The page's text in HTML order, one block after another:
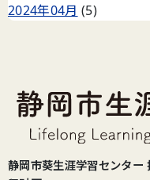
2024年04月 (5)
静岡市葵生涯学習センター